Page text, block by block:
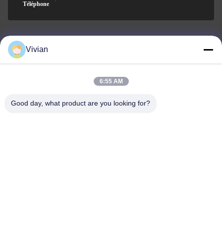
Téléphone
Guangzhou Benray Medical Equipment Co.,
Ltd.
Vivian
6:55 AM
Good day, what product are you looking for?